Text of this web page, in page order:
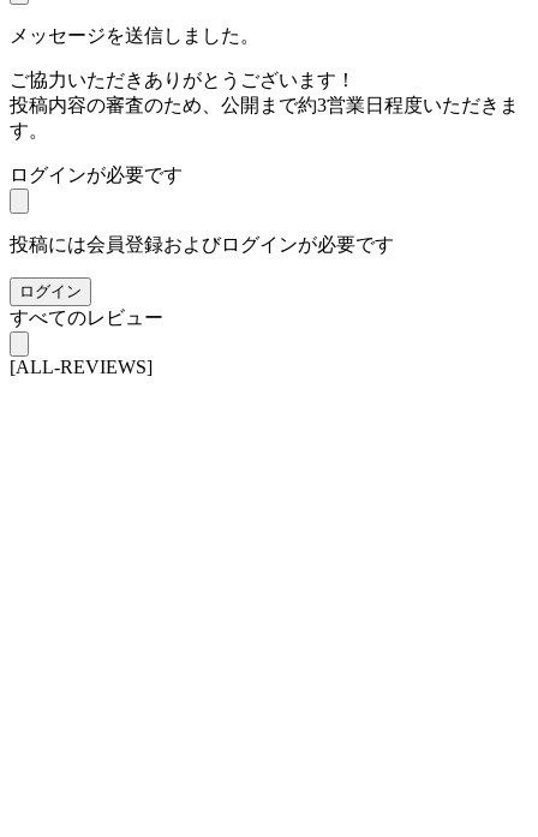
メッセージを送信しました。
ご協力いただきありがとうございます！
投稿内容の審査のため、公開まで約3営業日程度いただきま
す。
ログインが必要です
投稿には会員登録およびログインが必要です
ログイン
すべてのレビュー
[ALL-REVIEWS]